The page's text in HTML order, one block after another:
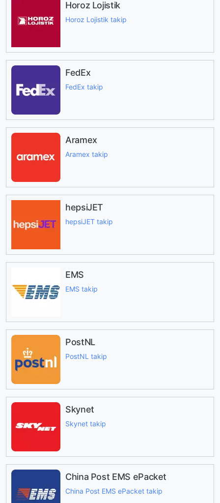
Horoz Lojistik
Horoz Lojistik takip
FedEx
FedEx takip
Aramex
Aramex takip
hepsiJET
hepsiJET takip
EMS
EMS takip
PostNL
PostNL takip
Skynet
Skynet takip
China Post EMS ePacket
China Post EMS ePacket takip